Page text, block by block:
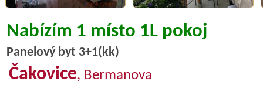
Nabízím 1 místo 1L pokoj
Panelový byt 3+1(kk)
Čakovice, Bermanova